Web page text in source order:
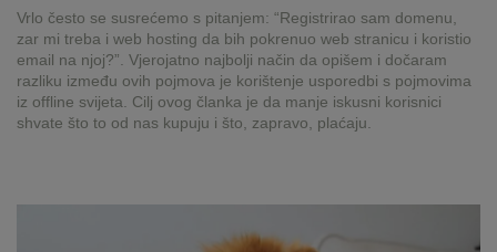
Vrlo često se susrećemo s pitanjem: “Registrirao sam domenu,
zar mi treba i web hosting da bih pokrenuo web stranicu i koristio
email na njoj?”. Vjerojatno najbolji način da opišem i dočaram
razliku između ovih pojmova je korištenje usporedbi s pojmovima
iz offline svijeta. Cilj ovog članka je da manje iskusni korisnici
shvate što to od nas kupuju i što, zapravo, plaćaju.